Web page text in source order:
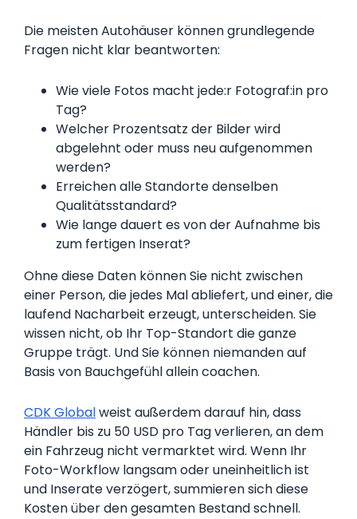
Die meisten Autohäuser können grundlegende
Fragen nicht klar beantworten:
Wie viele Fotos macht jede:r Fotograf:in pro
Tag?
Welcher Prozentsatz der Bilder wird
abgelehnt oder muss neu aufgenommen
werden?
Erreichen alle Standorte denselben
Qualitätsstandard?
Wie lange dauert es von der Aufnahme bis
zum fertigen Inserat?
Ohne diese Daten können Sie nicht zwischen
einer Person, die jedes Mal abliefert, und einer, die
laufend Nacharbeit erzeugt, unterscheiden. Sie
wissen nicht, ob Ihr Top-Standort die ganze
Gruppe trägt. Und Sie können niemanden auf
Basis von Bauchgefühl allein coachen.
CDK Globalweist außerdem darauf hin, dass
Händler bis zu 50 USD pro Tag verlieren, an dem
ein Fahrzeug nicht vermarktet wird. Wenn Ihr
Foto-Workflow langsam oder uneinheitlich ist
und Inserate verzögert, summieren sich diese
Kosten über den gesamten Bestand schnell.